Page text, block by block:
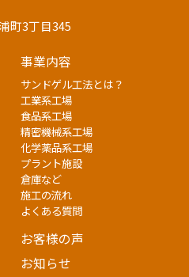
町3丁目345
事業内容
サンドゲル工法とは？
工業系工場
食品系工場
精密機械系工場
化学薬品系工場
プラント施設
倉庫など
施工の流れ
よくある質問
お客様の声
お知らせ